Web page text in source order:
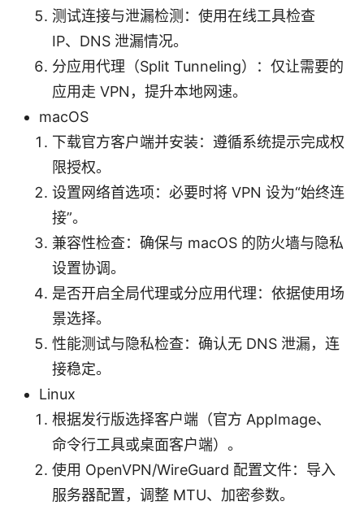
测试连接与泄漏检测：使用在线工具检查
IP、DNS 泄漏情况。
分应用代理（Split Tunneling）：仅让需要的
应用走 VPN，提升本地网速。
macOS
下载官方客户端并安装：遵循系统提示完成权
限授权。
设置网络首选项：必要时将 VPN 设为“始终连
接”。
兼容性检查：确保与 macOS 的防火墙与隐私
设置协调。
是否开启全局代理或分应用代理：依据使用场
景选择。
性能测试与隐私检查：确认无 DNS 泄漏，连
接稳定。
Linux
根据发行版选择客户端（官方 AppImage、
命令行工具或桌面客户端）。
使用 OpenVPN/WireGuard 配置文件：导入
服务器配置，调整 MTU、加密参数。